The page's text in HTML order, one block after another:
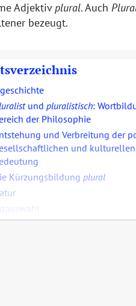
Adjektivplural. Auch
bezeugt.
und pluralistisch:
der Philosophie
und Verbreitung der
und kulturellen
Kürzungsbildung plural